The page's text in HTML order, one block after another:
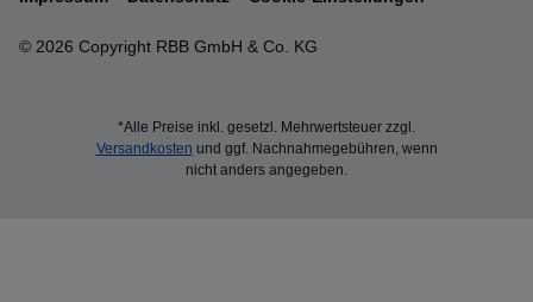
© 2026 Copyright RBB GmbH & Co. KG
*Alle Preise inkl. gesetzl. Mehrwertsteuer zzgl.
Versandkosten und ggf. Nachnahmegebühren, wenn
nicht anders angegeben.